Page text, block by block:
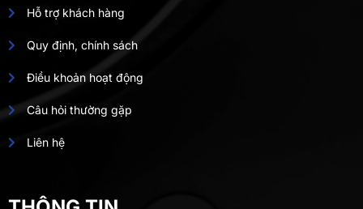
Hỗ trợ khách hàng
Quy định, chính sách
Điều khoản hoạt động
Câu hỏi thường gặp
Liên hệ